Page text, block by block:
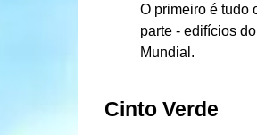
O primeiro é tudo
parte - edifícios
Mundial.
Cinto Verde